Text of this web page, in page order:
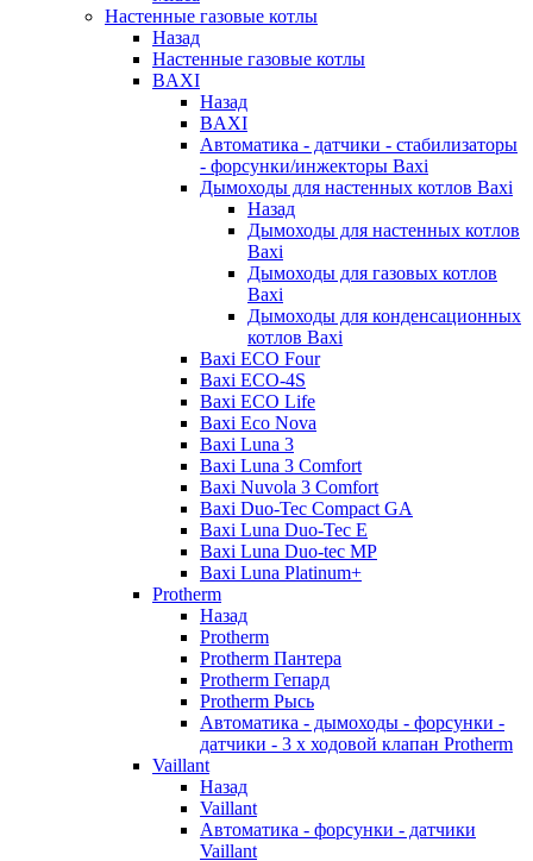
Настенные газовые котлы
Назад
Настенные газовые котлы
BAXI
Назад
BAXI
Автоматика - датчики - стабилизаторы
- форсунки/инжекторы Baxi
Дымоходы для настенных котлов Baxi
Назад
Дымоходы для настенных котлов
Baxi
Дымоходы для газовых котлов
Baxi
Дымоходы для конденсационных
котлов Baxi
Baxi ECO Four
Baxi ECO-4S
Baxi ECO Life
Baxi Eco Nova
Baxi Luna 3
Baxi Luna 3 Comfort
Baxi Nuvola 3 Comfort
Baxi Duo-Tec Compact GA
Baxi Luna Duo-Tec E
Baxi Luna Duo-tec MP
Baxi Luna Platinum+
Protherm
Назад
Protherm
Protherm Пантера
Protherm Гепард
Protherm Рысь
Автоматика - дымоходы - форсунки -
датчики - 3 х ходовой клапан Protherm
Vaillant
Назад
Vaillant
Автоматика - форсунки - датчики
Vaillant